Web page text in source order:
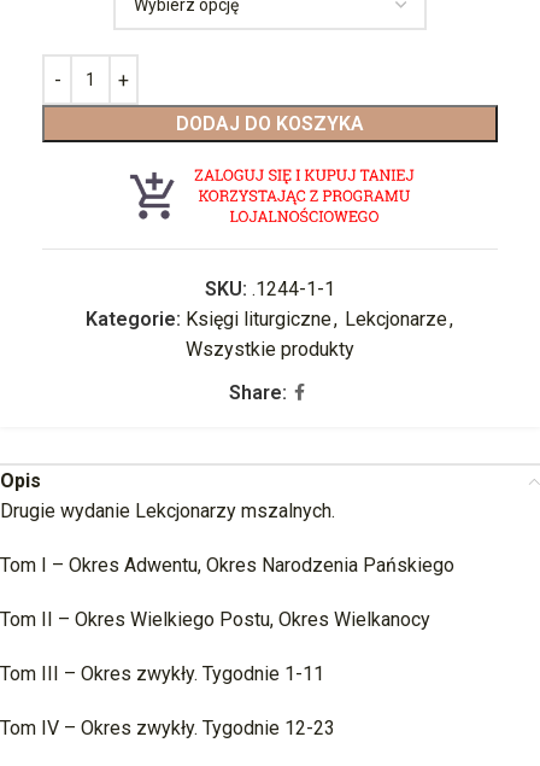
DODAJ DO KOSZYKA
SKU: .1244-1-1
Kategorie: Księgi liturgiczne, Lekcjonarze,
Wszystkie produkty
Share:
Opis
Drugie wydanie Lekcjonarzy mszalnych.
Tom I – Okres Adwentu, Okres Narodzenia Pańskiego
Tom II – Okres Wielkiego Postu, Okres Wielkanocy
Tom III – Okres zwykły. Tygodnie 1-11
Tom IV – Okres zwykły. Tygodnie 12-23